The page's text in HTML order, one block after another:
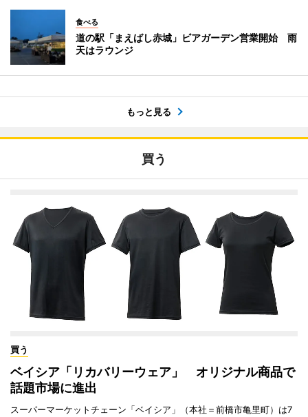
食べる
道の駅「まえばし赤城」ビアガーデン営業開始 雨
天はラウンジ
もっと見る
買う
買う
ベイシア「リカバリーウェア」 オリジナル商品で
話題市場に進出
スーパーマーケットチェーン「ベイシア」（本社＝前橋市亀里町）は7